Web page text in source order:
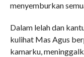
menyemburkan
Dalam lelah dan
kulihat Mas Agus
kamarku,